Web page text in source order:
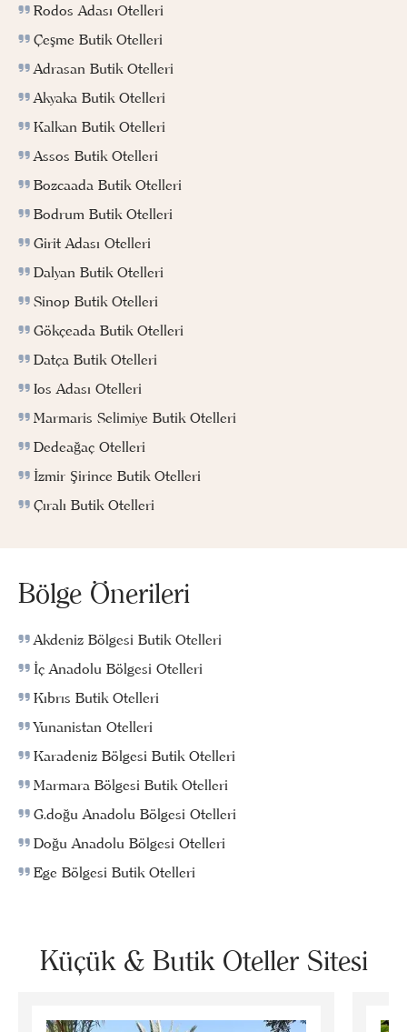
Rodos Adası Otelleri
Çeşme Butik Otelleri
Adrasan Butik Otelleri
Akyaka Butik Otelleri
Kalkan Butik Otelleri
Assos Butik Otelleri
Bozcaada Butik Otelleri
Bodrum Butik Otelleri
Girit Adası Otelleri
Dalyan Butik Otelleri
Sinop Butik Otelleri
Gökçeada Butik Otelleri
Datça Butik Otelleri
Ios Adası Otelleri
Marmaris Selimiye Butik Otelleri
Dedeağaç Otelleri
İzmir Şirince Butik Otelleri
Çıralı Butik Otelleri
Bölge Önerileri
Akdeniz Bölgesi Butik Otelleri
İç Anadolu Bölgesi Otelleri
Kıbrıs Butik Otelleri
Yunanistan Otelleri
Karadeniz Bölgesi Butik Otelleri
Marmara Bölgesi Butik Otelleri
G.doğu Anadolu Bölgesi Otelleri
Doğu Anadolu Bölgesi Otelleri
Ege Bölgesi Butik Otelleri
Küçük & Butik Oteller Sitesi